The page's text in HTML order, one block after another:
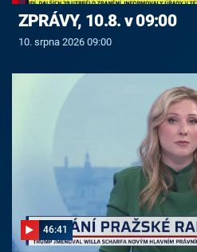
ZPRÁVY, 10.8. v 09:00
10. srpna 2026 09:00
46:41